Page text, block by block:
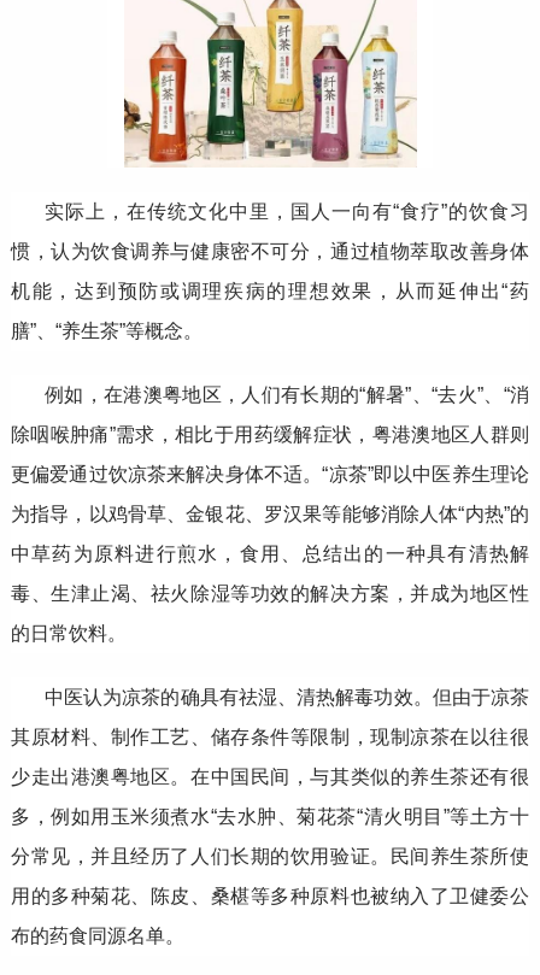
实际上，在传统文化中里，国人一向有“食疗”的饮食习
惯，认为饮食调养与健康密不可分，通过植物萃取改善身体
机能，达到预防或调理疾病的理想效果，从而延伸出“药
膳”、“养生茶”等概念。
例如，在港澳粤地区，人们有长期的“解暑”、“去火”、“消
除咽喉肿痛”需求，相比于用药缓解症状，粤港澳地区人群则
更偏爱通过饮凉茶来解决身体不适。“凉茶”即以中医养生理论
为指导，以鸡骨草、金银花、罗汉果等能够消除人体“内热”的
中草药为原料进行煎水，食用、总结出的一种具有清热解
毒、生津止渴、祛火除湿等功效的解决方案，并成为地区性
的日常饮料。
中医认为凉茶的确具有祛湿、清热解毒功效。但由于凉茶
其原材料、制作工艺、储存条件等限制，现制凉茶在以往很
少走出港澳粤地区。在中国民间，与其类似的养生茶还有很
多，例如用玉米须煮水“去水肿、菊花茶“清火明目”等土方十
分常见，并且经历了人们长期的饮用验证。民间养生茶所使
用的多种菊花、陈皮、桑椹等多种原料也被纳入了卫健委公
布的药食同源名单。